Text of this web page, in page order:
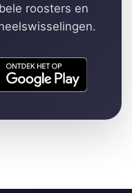
roosters en